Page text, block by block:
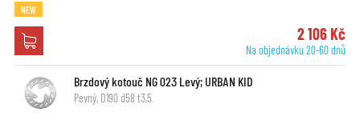
NEW
2 106 Kč
Na objednávku 20-60 dnů
Brzdový kotouč NG 023 Levý; URBAN KID
Pevný, D190 d58 t3,5